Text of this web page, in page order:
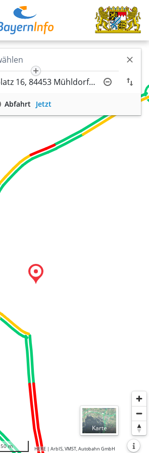
50 m HERE | ArbIS, VMST, Autobahn GmbH
Abfahrt Jetzt
Normal
Karte